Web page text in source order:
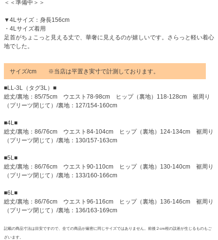
＜＜準備中＞＞
▼4Lサイズ：身長156cm
・4Lサイズ着用
足首がちょこっと見える丈で、華奢に見えるのが嬉しいです。さらっと軽い着心
地でした。
サイズ/cm ※当店は平置き実寸で計測しております。
■LL-3L（タグ3L）■
総丈/裏地：85/75cm ウエスト78-98cm ヒップ（裏地）118-128cm 裾周り
（プリーツ閉じて）/裏地：127/154-160cm
■4L■
総丈/裏地：86/76cm ウエスト84-104cm ヒップ（裏地）124-134cm 裾周り
（プリーツ閉じて）/裏地：130/157-163cm
■5L■
総丈/裏地：86/76cm ウエスト90-110cm ヒップ（裏地）130-140cm 裾周り
（プリーツ閉じて）/裏地：133/160-166cm
■6L■
総丈/裏地：86/76cm ウエスト96-116cm ヒップ（裏地）136-146cm 裾周り
（プリーツ閉じて）/裏地：136/163-169cm
記載の商品寸法は目安ですので、全ての商品が厳密に同じサイズではありません。前後２cm程の誤差が生じるものもご
ざいます。